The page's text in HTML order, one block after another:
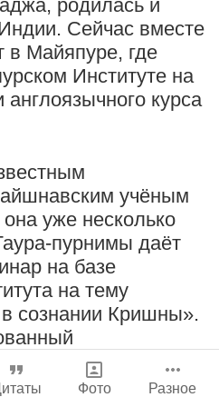
Тхакуру,
12 сентября
|Бойсе, Айдахо, США
департамента
|7 сентября 2008
США
всех живых
|30 ноября 2019|
родилась и
Сейчас вместе
в Майяпуре, где
Институте на
курса
учёным
уже несколько
пурнимы даёт
на базе
на тему
сознании Кришны».
из шастр и
Прабхупады, а
2026
2026
к себе
2026
Тбилиси 2025
|История версий
Фото Разное